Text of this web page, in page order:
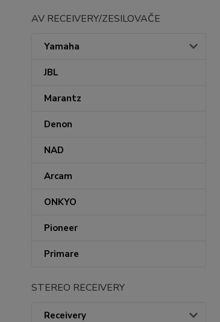
AV RECEIVERY/ZESILOVAČE
Yamaha
JBL
Marantz
Denon
NAD
Arcam
ONKYO
Pioneer
Primare
STEREO RECEIVERY
Receivery